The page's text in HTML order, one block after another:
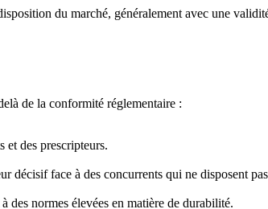
du marché, généralement avec une
de la conformité réglementaire :
et des prescripteurs.
décisif face à des concurrents qui ne disposent
des normes élevées en matière de durabilité.